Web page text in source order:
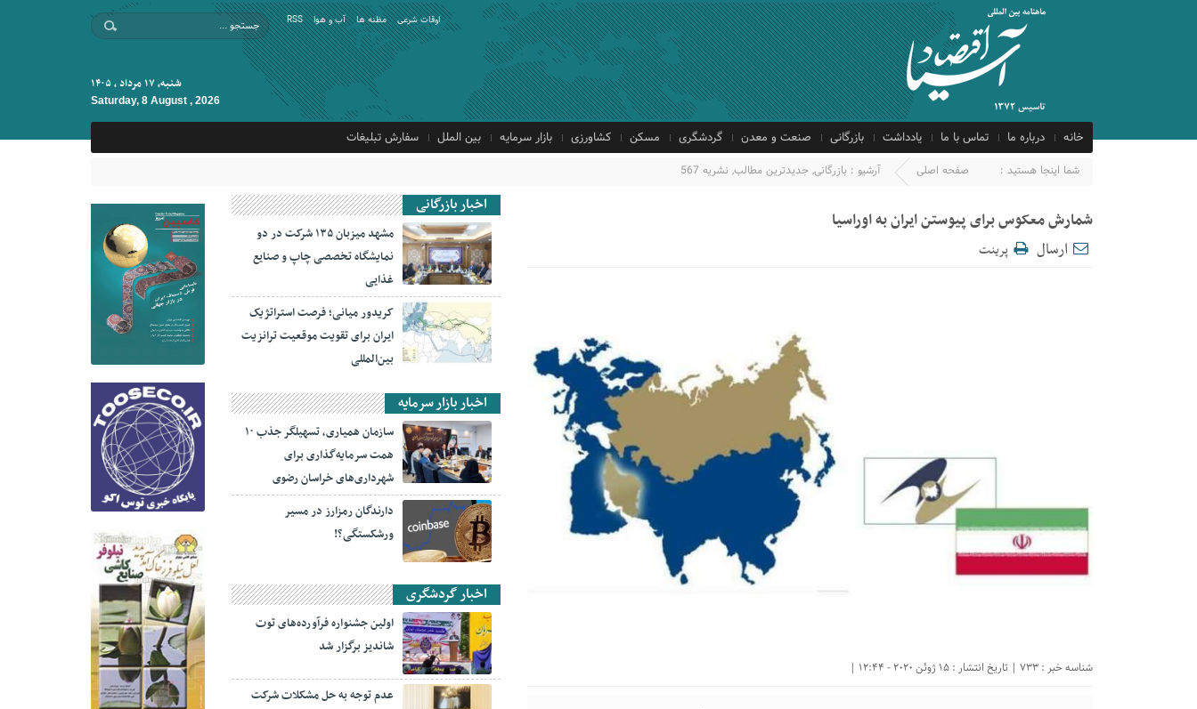
RSS آب و هوا مظنه ها اوقات شرعی
شنبه, ۱۷ مرداد , ۱۴۰۵
Saturday, 8 August , 2026
خانه درباره ما تماس با ما یادداشت بازرگانی صنعت و معدن گردشگری مسکن کشاورزی بازار سرمایه بین الملل سفارش تبلیغات
شما اینجا هستید : صفحه اصلی آرشیو : بازرگانی, جدیدترین مطالب, نشریه 567
شمارش معکوس برای پیوستن ایران به اوراسیا
ارسال
پرینت
شناسه خبر : 733 | تاریخ انتشار : 15 ژوئن 2020 - 12:44 |
اخبار بازرگانی
مشهد میزبان ۱۳۵ شرکت در دو
نمایشگاه تخصصی چاپ و صنایع
غذایی
کریدور میانی؛ فرصت استراتژیک
ایران برای تقویت موقعیت ترانزیت
بین‌المللی
اخبار بازار سرمایه
سازمان همیاری، تسهیلگر جذب ۱۰
همت سرمایه‌گذاری برای
شهرداری‌های خراسان رضوی
دارندگان رمزارز در مسیر
ورشکستگی؟!
اخبار گردشگری
اولین جشنواره فرآورده‌های توت
شاندیز برگزار شد
عدم توجه به حل مشکلات شرکت